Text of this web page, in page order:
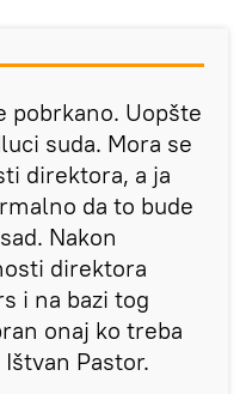
pobrkano. Uopšte
suda. Mora se
direktora, a ja
da to bude
Nakon
direktora
i na bazi tog
onaj ko treba
Pastor.